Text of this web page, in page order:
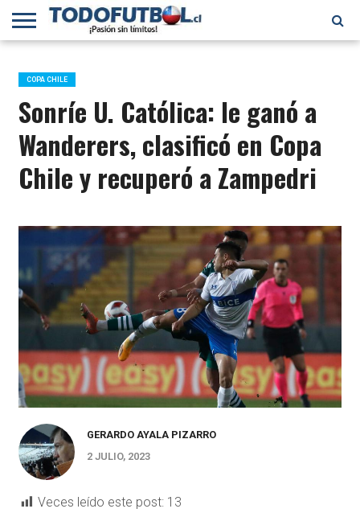
PRIMERA
B
SELECCIÓN
CHILENA
CHILENOS
EN EL
MUNDO
FÚTBOL
INTERNACIONAL
COPA CHILE
Sonríe U. Católica: le ganó a
Wanderers, clasificó en Copa
Chile y recuperó a Zampedri
GERARDO AYALA PIZARRO
2 JULIO, 2023
Veces leído este post: 13